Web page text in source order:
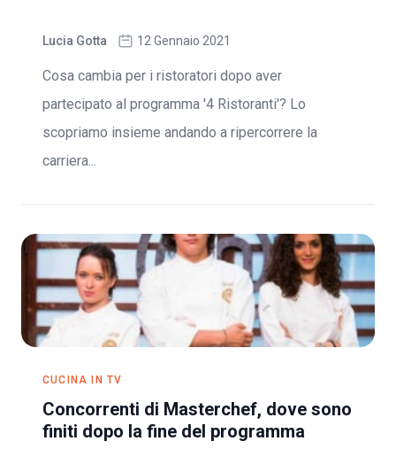
Lucia Gotta 12 Gennaio 2021
Cosa cambia per i ristoratori dopo aver
partecipato al programma '4 Ristoranti'? Lo
scopriamo insieme andando a ripercorrere la
carriera...
CUCINA IN TV
Concorrenti di Masterchef, dove sono
finiti dopo la fine del programma